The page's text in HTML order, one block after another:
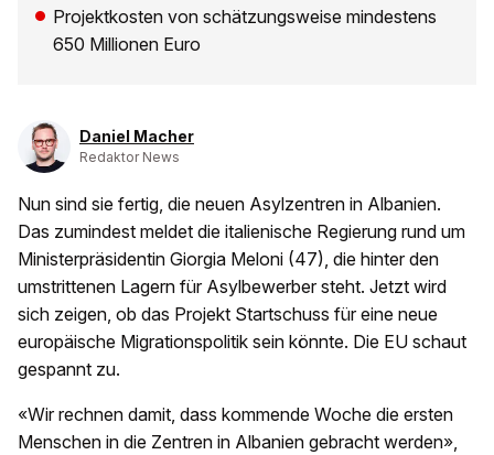
Projektkosten von schätzungsweise mindestens
650 Millionen Euro
Daniel Macher
Redaktor News
Nun sind sie fertig, die neuen Asylzentren in Albanien.
Das zumindest meldet die italienische Regierung rund um
Ministerpräsidentin Giorgia Meloni (47), die hinter den
umstrittenen Lagern für Asylbewerber steht. Jetzt wird
sich zeigen, ob das Projekt Startschuss für eine neue
europäische Migrationspolitik sein könnte. Die EU schaut
gespannt zu.
«Wir rechnen damit, dass kommende Woche die ersten
Menschen in die Zentren in Albanien gebracht werden»,